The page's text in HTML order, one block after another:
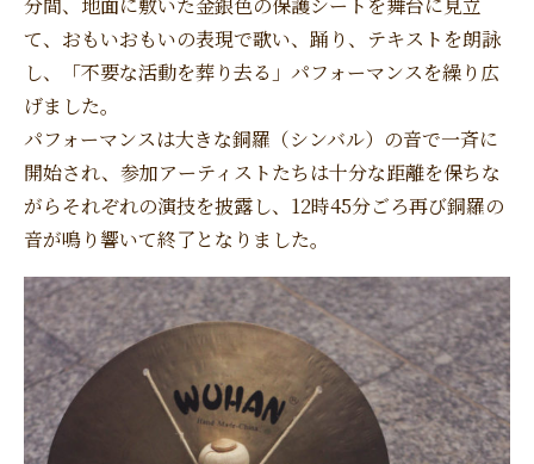
て、おもいおもいの表現で歌い、踊り、テキストを朗詠
し、「不要な活動を葬り去る」パフォーマンスを繰り広
げました。
パフォーマンスは大きな銅羅（シンバル）の音で一斉に
開始され、参加アーティストたちは十分な距離を保ちな
がらそれぞれの演技を披露し、12時45分ごろ再び銅羅の
音が鳴り響いて終了となりました。